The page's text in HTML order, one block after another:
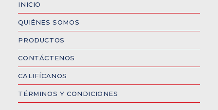
INICIO
QUIÉNES SOMOS
PRODUCTOS
CONTÁCTENOS
CALIFÍCANOS
TÉRMINOS Y CONDICIONES